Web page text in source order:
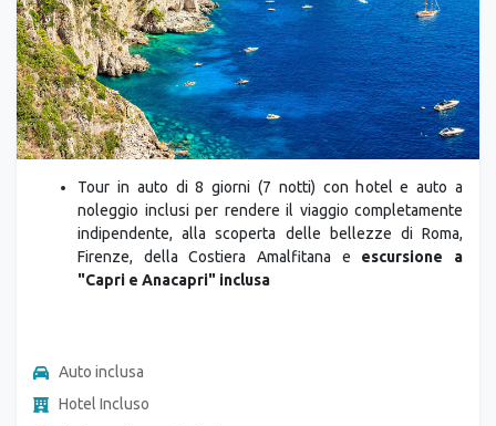
Tour in auto di 8 giorni (7 notti) con hotel e auto a
noleggio inclusi per rendere il viaggio completamente
indipendente, alla scoperta delle bellezze di Roma,
Firenze, della Costiera Amalfitana e escursione a
"Capri e Anacapri" inclusa
Auto inclusa
Hotel Incluso